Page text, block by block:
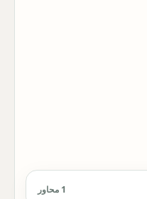
1 محاور